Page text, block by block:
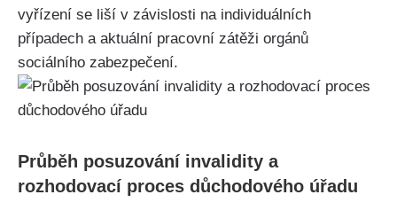
vyřízení se liší v závislosti na individuálních
případech a aktuální pracovní zátěži orgánů
sociálního zabezpečení.
Průběh posuzování invalidity a
rozhodovací proces důchodového úřadu